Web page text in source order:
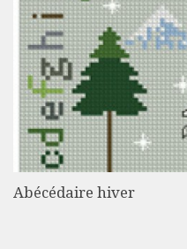
Abécédaire hiver